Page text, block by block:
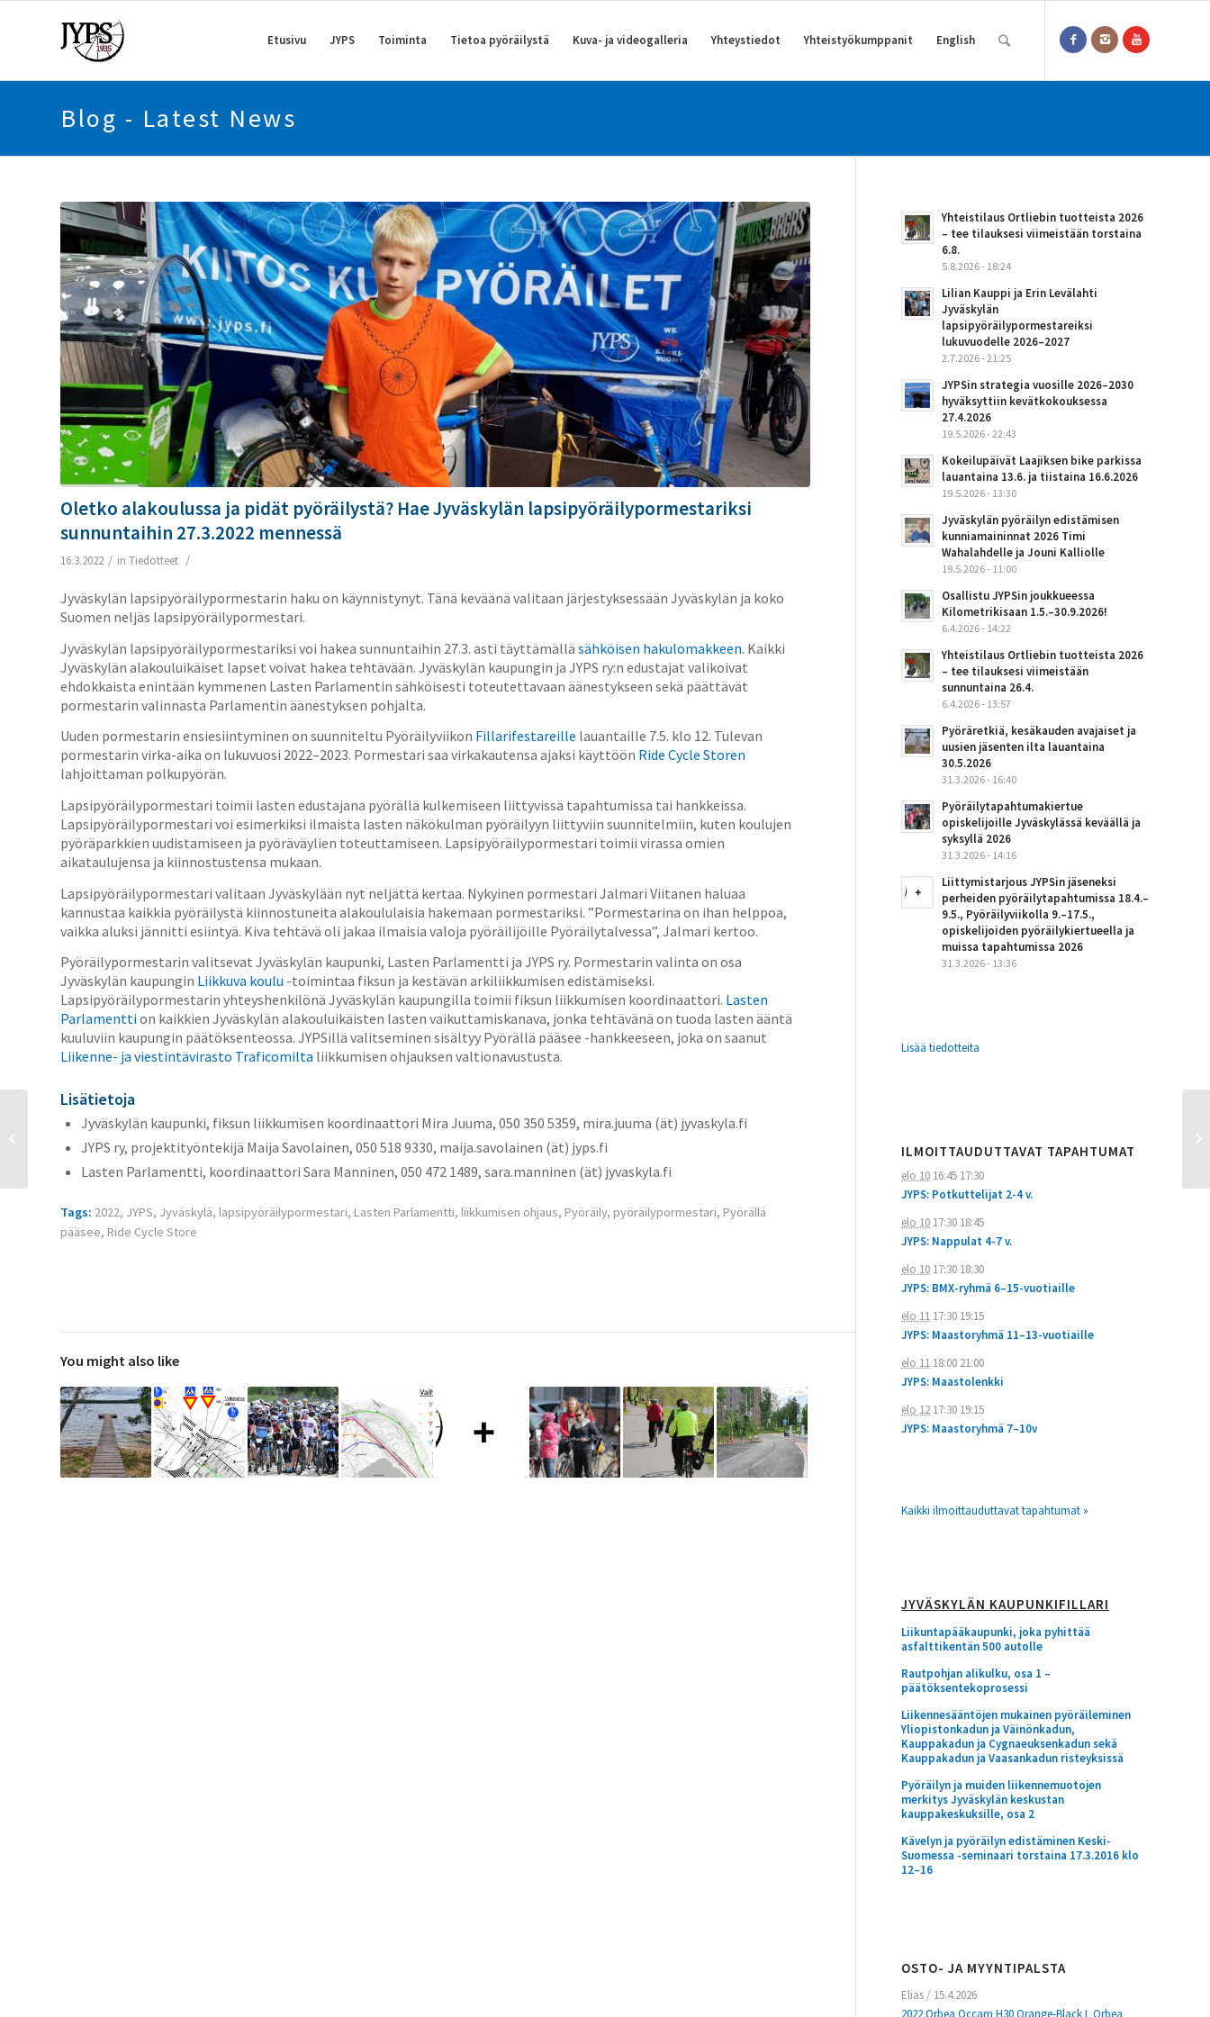
Etusivu JYPS Toiminta Tietoa pyöräilystä Kuva- ja videogalleria Yhteystiedot Yhteistyökumppanit English
Blog - Latest News
Oletko alakoulussa ja pidät pyöräilystä? Hae Jyväskylän lapsipyöräilypormestariksi
sunnuntaihin 27.3.2022 mennessä
16.3.2022 / in Tiedotteet /
Jyväskylän lapsipyöräilypormestarin haku on käynnistynyt. Tänä keväänä valitaan järjestyksessään Jyväskylän ja koko
Suomen neljäs lapsipyöräilypormestari.
Jyväskylän lapsipyöräilypormestariksi voi hakea sunnuntaihin 27.3. asti täyttämällä sähköisen hakulomakkeen. Kaikki
Jyväskylän alakouluikäiset lapset voivat hakea tehtävään. Jyväskylän kaupungin ja JYPS ry:n edustajat valikoivat
ehdokkaista enintään kymmenen Lasten Parlamentin sähköisesti toteutettavaan äänestykseen sekä päättävät
pormestarin valinnasta Parlamentin äänestyksen pohjalta.
Uuden pormestarin ensiesiintyminen on suunniteltu Pyöräilyviikon Fillarifestareille lauantaille 7.5. klo 12. Tulevan
pormestarin virka-aika on lukuvuosi 2022–2023. Pormestari saa virkakautensa ajaksi käyttöön Ride Cycle Storen
lahjoittaman polkupyörän.
Lapsipyöräilypormestari toimii lasten edustajana pyörällä kulkemiseen liittyvissä tapahtumissa tai hankkeissa.
Lapsipyöräilypormestari voi esimerkiksi ilmaista lasten näkökulman pyöräilyyn liittyviin suunnitelmiin, kuten koulujen
pyöräparkkien uudistamiseen ja pyöräväylien toteuttamiseen. Lapsipyöräilypormestari toimii virassa omien
aikataulujensa ja kiinnostustensa mukaan.
Lapsipyöräilypormestari valitaan Jyväskylään nyt neljättä kertaa. Nykyinen pormestari Jalmari Viitanen haluaa
kannustaa kaikkia pyöräilystä kiinnostuneita alakoululaisia hakemaan pormestariksi. ”Pormestarina on ihan helppoa,
vaikka aluksi jännitti esiintyä. Kiva tehtävä oli jakaa ilmaisia valoja pyöräilijöille Pyöräilytalvessa”, Jalmari kertoo.
Pyöräilypormestarin valitsevat Jyväskylän kaupunki, Lasten Parlamentti ja JYPS ry. Pormestarin valinta on osa
Jyväskylän kaupungin Liikkuva koulu -toimintaa fiksun ja kestävän arkiliikkumisen edistämiseksi.
Lapsipyöräilypormestarin yhteyshenkilönä Jyväskylän kaupungilla toimii fiksun liikkumisen koordinaattori. Lasten
Parlamenttion kaikkien Jyväskylän alakouluikäisten lasten vaikuttamiskanava, jonka tehtävänä on tuoda lasten ääntä
kuuluviin kaupungin päätöksenteossa. JYPSillä valitseminen sisältyy Pyörällä pääsee -hankkeeseen, joka on saanut
Liikenne- ja viestintävirasto Traficomilta liikkumisen ohjauksen valtionavustusta.
Lisätietoja
Jyväskylän kaupunki, fiksun liikkumisen koordinaattori Mira Juuma, 050 350 5359, mira.juuma (ät) jyvaskyla.fi
JYPS ry, projektityöntekijä Maija Savolainen, 050 518 9330, maija.savolainen (ät) jyps.fi
Lasten Parlamentti, koordinaattori Sara Manninen, 050 472 1489, sara.manninen (ät) jyvaskyla.fi
Tags: 2022, JYPS, Jyväskylä, lapsipyöräilypormestari, Lasten Parlamentti, liikkumisen ohjaus, Pyöräily, pyöräilypormestari, Pyörällä
pääsee, Ride Cycle Store
You might also like
Yhteistilaus Ortliebin tuotteista 2026
– tee tilauksesi viimeistään torstaina
6.8.
5.8.2026 - 18:24
Lilian Kauppi ja Erin Levälahti
Jyväskylän
lapsipyöräilypormestareiksi
lukuvuodelle 2026–2027
2.7.2026 - 21:25
JYPSin strategia vuosille 2026–2030
hyväksyttiin kevätkokouksessa
27.4.2026
19.5.2026 - 22:43
Kokeilupäivät Laajiksen bike parkissa
lauantaina 13.6. ja tiistaina 16.6.2026
19.5.2026 - 13:30
Jyväskylän pyöräilyn edistämisen
kunniamaininnat 2026 Timi
Wahalahdelle ja Jouni Kalliolle
19.5.2026 - 11:00
Osallistu JYPSin joukkueessa
Kilometrikisaan 1.5.–30.9.2026!
6.4.2026 - 14:22
Yhteistilaus Ortliebin tuotteista 2026
– tee tilauksesi viimeistään
sunnuntaina 26.4.
6.4.2026 - 13:57
Pyöräretkiä, kesäkauden avajaiset ja
uusien jäsenten ilta lauantaina
30.5.2026
31.3.2026 - 16:40
Pyöräilytapahtumakiertue
opiskelijoille Jyväskylässä keväällä ja
syksyllä 2026
31.3.2026 - 14:16
Liittymistarjous JYPSin jäseneksi
perheiden pyöräilytapahtumissa 18.4.–
9.5., Pyöräilyviikolla 9.–17.5.,
opiskelijoiden pyöräilykiertueella ja
muissa tapahtumissa 2026
31.3.2026 - 13:36
Lisää tiedotteita
ILMOITTAUDUTTAVAT TAPAHTUMAT
elo 10 16:45 17:30
JYPS: Potkuttelijat 2-4 v.
elo 10 17:30 18:45
JYPS: Nappulat 4-7 v.
elo 10 17:30 18:30
JYPS: BMX-ryhmä 6–15-vuotiaille
elo 11 17:30 19:15
JYPS: Maastoryhmä 11–13-vuotiaille
elo 11 18:00 21:00
JYPS: Maastolenkki
elo 12 17:30 19:15
JYPS: Maastoryhmä 7–10v
Kaikki ilmoittauduttavat tapahtumat »
JYVÄSKYLÄN KAUPUNKIFILLARI
Liikuntapääkaupunki, joka pyhittää
asfalttikentän 500 autolle
Rautpohjan alikulku, osa 1 –
päätöksentekoprosessi
Liikennesääntöjen mukainen pyöräileminen
Yliopistonkadun ja Väinönkadun,
Kauppakadun ja Cygnaeuksenkadun sekä
Kauppakadun ja Vaasankadun risteyksissä
Pyöräilyn ja muiden liikennemuotojen
merkitys Jyväskylän keskustan
kauppakeskuksille, osa 2
Kävelyn ja pyöräilyn edistäminen Keski-
Suomessa -seminaari torstaina 17.3.2016 klo
12–16
OSTO- JA MYYNTIPALSTA
Elias / 15.4.2026
2022 Orbea Occam H30 Orange-Black L Orbea
Fillariakatemian
toivekysely 2022